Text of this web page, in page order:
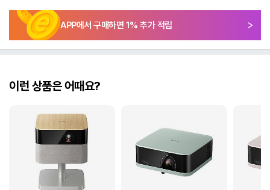
APP에서 구매하면 1% 추가 적립
이런 상품은 어때요?